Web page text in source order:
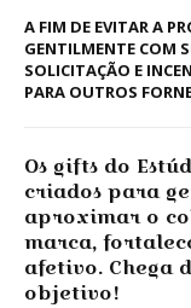
A FIM DE EVITAR A
GENTILMENTE COM
SOLICITAÇÃO E
PARA OUTROS
Os gifts do
criados para
aproximar o
marca,
afetivo. Chega
objetivo!